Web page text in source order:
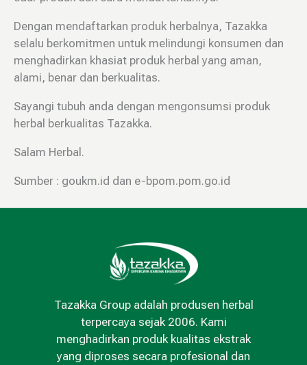
Dengan mendaftarkan produk herbalnya, Tazakka
selalu berkomitmen untuk melindungi konsumen dan
menghadirkan khasiat produk herbal yang aman,
alami, benar dan berkualitas.
Sayangi tubuh anda dengan mengonsumsi produk
herbal berkualitas Tazakka.
Salam Herbal.
Sumber : goukm.id dan e-bpom.pom.go.id
Tazakka Group adalah produsen herbal
terpercaya sejak 2006. Kami
menghadirkan produk kualitas ekstrak
yang diproses secara profesional dan